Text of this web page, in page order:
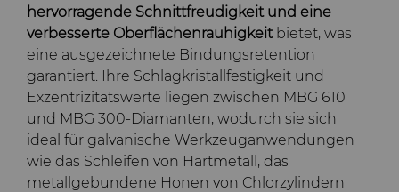
hervorragende Schnittfreudigkeit und eine
verbesserte Oberflächenrauhigkeitbietet, was
eine ausgezeichnete Bindungsretention
garantiert. Ihre Schlagkristallfestigkeit und
Exzentrizitätswerte liegen zwischen MBG 610
und MBG 300-Diamanten, wodurch sie sich
ideal für galvanische Werkzeuganwendungen
wie das Schleifen von Hartmetall, das
metallgebundene Honen von Chlorzylindern